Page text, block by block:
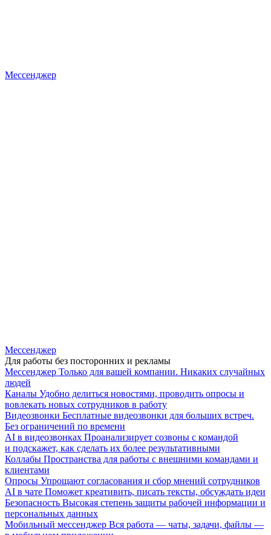
Мессенджер
Мессенджер
Для работы без посторонних и рекламы
Мессенджер Только для вашей компании. Никаких случайных
людей
Каналы Удобно делиться новостями, проводить опросы и
вовлекать новых сотрудников в работу
Видеозвонки Бесплатные видеозвонки для больших встреч.
Без ограничений по времени
AI в видеозвонках Проанализирует созвоны с командой
и подскажет, как сделать их более результативными
Коллабы Пространства для работы с внешними командами и
клиентами
Опросы Упрощают согласования и сбор мнений сотрудников
AI в чате Поможет креативить, писать тексты, обсуждать идеи
Безопасность Высокая степень защиты рабочей информации и
персональных данных
Мобильный мессенджер Вся работа — чаты, задачи, файлы —